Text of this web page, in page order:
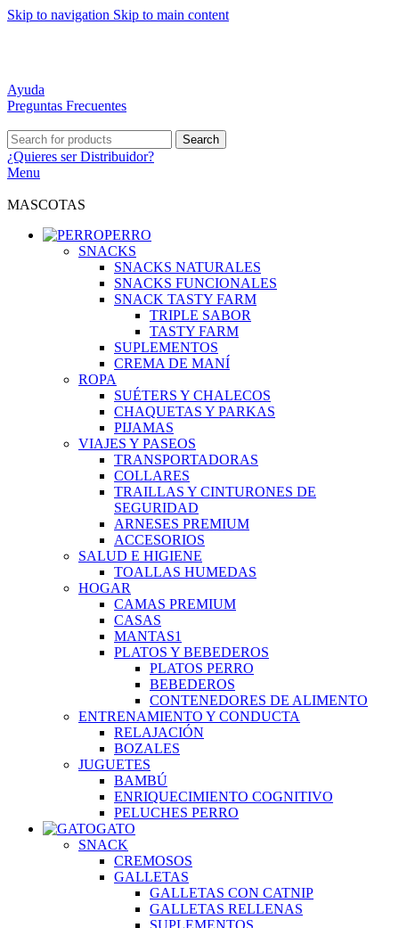
Skip to navigation Skip to main content
Ayuda
Preguntas Frecuentes
Search
¿Quieres ser Distribuidor?
Menu
MASCOTAS
PERRO
SNACKS
SNACKS NATURALES
SNACKS FUNCIONALES
SNACK TASTY FARM
TRIPLE SABOR
TASTY FARM
SUPLEMENTOS
CREMA DE MANÍ
ROPA
SUÉTERS Y CHALECOS
CHAQUETAS Y PARKAS
PIJAMAS
VIAJES Y PASEOS
TRANSPORTADORAS
COLLARES
TRAILLAS Y CINTURONES DE
SEGURIDAD
ARNESES PREMIUM
ACCESORIOS
SALUD E HIGIENE
TOALLAS HUMEDAS
HOGAR
CAMAS PREMIUM
CASAS
MANTAS1
PLATOS Y BEBEDEROS
PLATOS PERRO
BEBEDEROS
CONTENEDORES DE ALIMENTO
ENTRENAMIENTO Y CONDUCTA
RELAJACIÓN
BOZALES
JUGUETES
BAMBÚ
ENRIQUECIMIENTO COGNITIVO
PELUCHES PERRO
GATO
SNACK
CREMOSOS
GALLETAS
GALLETAS CON CATNIP
GALLETAS RELLENAS
SUPLEMENTOS